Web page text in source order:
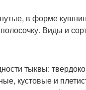
в форме
Виды и
тыквы:
кустовые и